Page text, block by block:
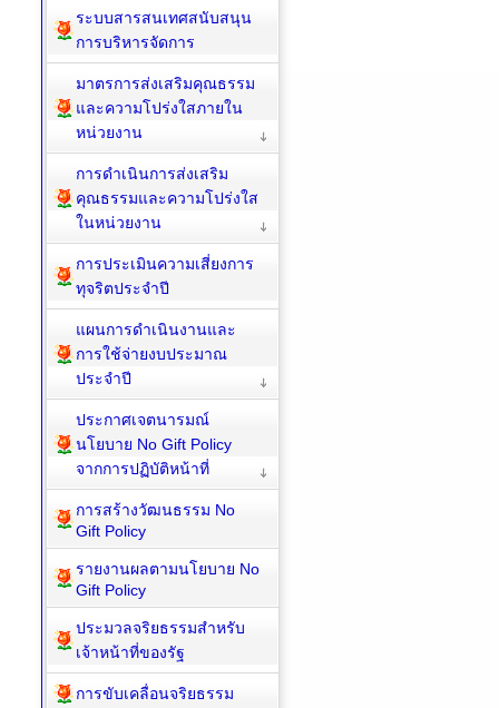
ระบบสารสนเทศสนับสนุน
การบริหารจัดการ
มาตรการส่งเสริมคุณธรรม
และความโปร่งใสภายใน
หน่วยงาน
การดำเนินการส่งเสริม
คุณธรรมและความโปร่งใส
ในหน่วยงาน
การประเมินความเสี่ยงการ
ทุจริตประจำปี
แผนการดำเนินงานและ
การใช้จ่ายงบประมาณ
ประจำปี
ประกาศเจตนารมณ์
นโยบาย No Gift Policy
จากการปฏิบัติหน้าที่
การสร้างวัฒนธรรม No
Gift Policy
รายงานผลตามนโยบาย No
Gift Policy
ประมวลจริยธรรมสำหรับ
เจ้าหน้าที่ของรัฐ
การขับเคลื่อนจริยธรรม